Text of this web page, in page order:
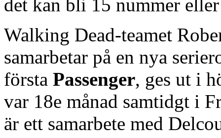
det kan bli 15 nummer
Walking Dead-teamet
samarbetar på en nya
första Passenger, ges ut i
var 18e månad samtidgt i
är ett samarbete med